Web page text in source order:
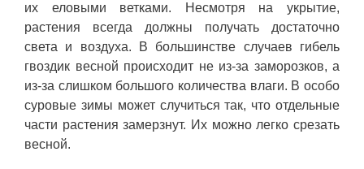
их еловыми ветками. Несмотря на укрытие,
растения всегда должны получать достаточно
света и воздуха. В большинстве случаев гибель
гвоздик весной происходит не из-за заморозков, а
из-за слишком большого количества влаги. В особо
суровые зимы может случиться так, что отдельные
части растения замерзнут. Их можно легко срезать
весной.